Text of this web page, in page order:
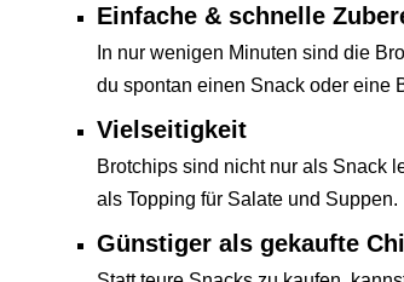
Einfache & schnelle
In nur wenigen Minuten sind die
du spontan einen Snack oder eine
Vielseitigkeit
Brotchips sind nicht nur als Snack
als Topping für Salate und Suppen.
Günstiger als gekaufte